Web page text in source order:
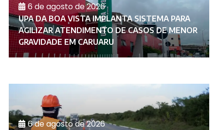
6 de agosto de 2026
UPA DA BOA VISTA IMPLANTA SISTEMA PARA
AGILIZAR ATENDIMENTO DE CASOS DE MENOR
GRAVIDADE EM CARUARU
6 de agosto de 2026